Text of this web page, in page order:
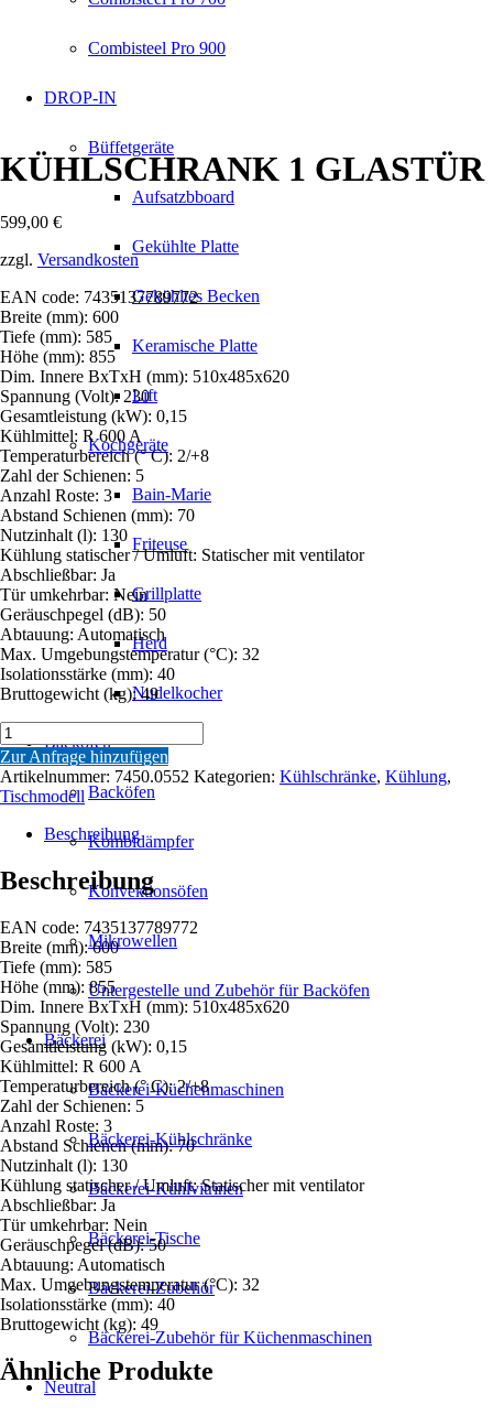
Combisteel Pro 900
DROP-IN
Büffetgeräte
Aufsatzbboard
Gekühlte Platte
Gekühltes Becken
Keramische Platte
Lift
Kochgeräte
Bain-Marie
Friteuse
Grillplatte
Herd
Nudelkocher
Backöfen
Backöfen
Kombidämpfer
Konvektionsöfen
Mikrowellen
Untergestelle und Zubehör für Backöfen
Bäckerei
Bäckerei-Küchenmaschinen
Bäckerei-Kühlschränke
Bäckerei-Kühlvitrinen
Bäckerei-Tische
Bäckerei-Zubehör
Bäckerei-Zubehör für Küchenmaschinen
Neutral
KÜHLSCHRANK 1 GLASTÜR
599,00 €
zzgl. Versandkosten
EAN code: 7435137789772
Breite (mm): 600
Tiefe (mm): 585
Höhe (mm): 855
Dim. Innere BxTxH (mm): 510x485x620
Spannung (Volt): 230
Gesamtleistung (kW): 0,15
Kühlmittel: R 600 A
Temperaturbereich (° C): 2/+8
Zahl der Schienen: 5
Anzahl Roste: 3
Abstand Schienen (mm): 70
Nutzinhalt (l): 130
Kühlung statischer / Umluft: Statischer mit ventilator
Abschließbar: Ja
Tür umkehrbar: Nein
Geräuschpegel (dB): 50
Abtauung: Automatisch
Max. Umgebungstemperatur (°C): 32
Isolationsstärke (mm): 40
Bruttogewicht (kg): 49
KÜHLSCHRANK
1
GLASTÜR
Menge
Zur Anfrage hinzufügen
Artikelnummer: 7450.0552 Kategorien: Kühlschränke, Kühlung,
Tischmodell
Beschreibung
Beschreibung
EAN code: 7435137789772
Breite (mm): 600
Tiefe (mm): 585
Höhe (mm): 855
Dim. Innere BxTxH (mm): 510x485x620
Spannung (Volt): 230
Gesamtleistung (kW): 0,15
Kühlmittel: R 600 A
Temperaturbereich (° C): 2/+8
Zahl der Schienen: 5
Anzahl Roste: 3
Abstand Schienen (mm): 70
Nutzinhalt (l): 130
Kühlung statischer / Umluft: Statischer mit ventilator
Abschließbar: Ja
Tür umkehrbar: Nein
Geräuschpegel (dB): 50
Abtauung: Automatisch
Max. Umgebungstemperatur (°C): 32
Isolationsstärke (mm): 40
Bruttogewicht (kg): 49
Ähnliche Produkte